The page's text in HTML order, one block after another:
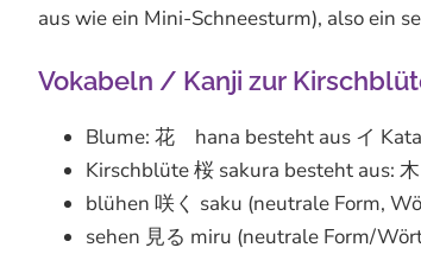
aus wie ein Mini-Schneesturm), also ein
Vokabeln / Kanji zur
Blume: 花 hana besteht aus イ
Kirschblüte 桜 sakura besteht aus:
blühen 咲く saku (neutrale Form,
sehen 見る miru (neutrale Form/